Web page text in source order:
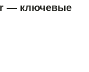
— ключевые